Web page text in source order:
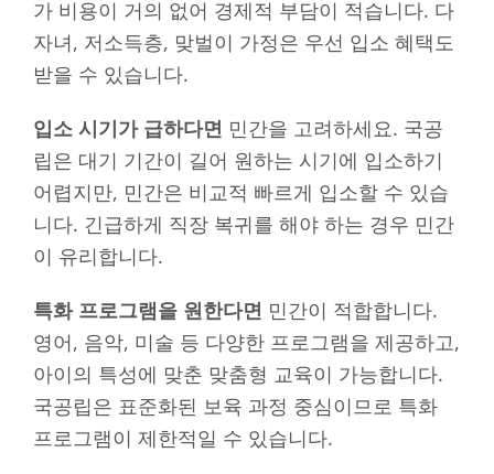
가 비용이 거의 없어 경제적 부담이 적습니다. 다
자녀, 저소득층, 맞벌이 가정은 우선 입소 혜택도
받을 수 있습니다.
입소 시기가 급하다면 민간을 고려하세요. 국공
립은 대기 기간이 길어 원하는 시기에 입소하기
어렵지만, 민간은 비교적 빠르게 입소할 수 있습
니다. 긴급하게 직장 복귀를 해야 하는 경우 민간
이 유리합니다.
특화 프로그램을 원한다면 민간이 적합합니다.
영어, 음악, 미술 등 다양한 프로그램을 제공하고,
아이의 특성에 맞춘 맞춤형 교육이 가능합니다.
국공립은 표준화된 보육 과정 중심이므로 특화
프로그램이 제한적일 수 있습니다.